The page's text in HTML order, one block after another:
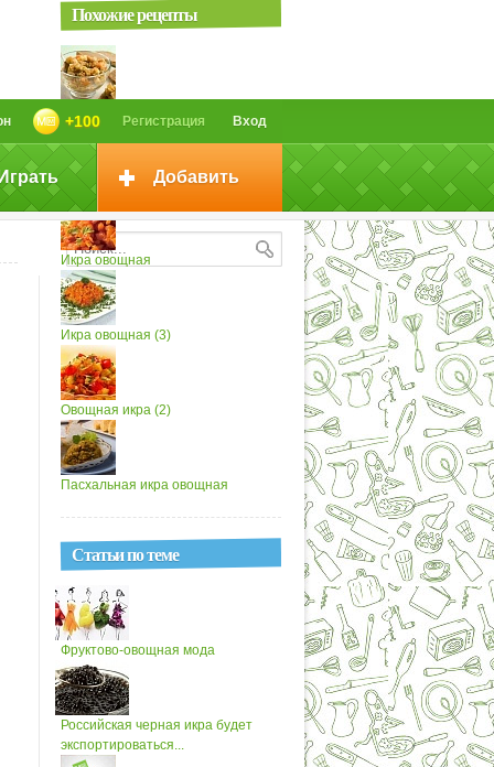
Вход
Регистрация
+100
Добавить
Похожие рецепты
Икра овощная
Икра овощная
Икра овощная (3)
Овощная икра (2)
Пасхальная икра овощная
Статьи по теме
Фруктово-овощная мода
Российская черная икра будет
экспортироваться...